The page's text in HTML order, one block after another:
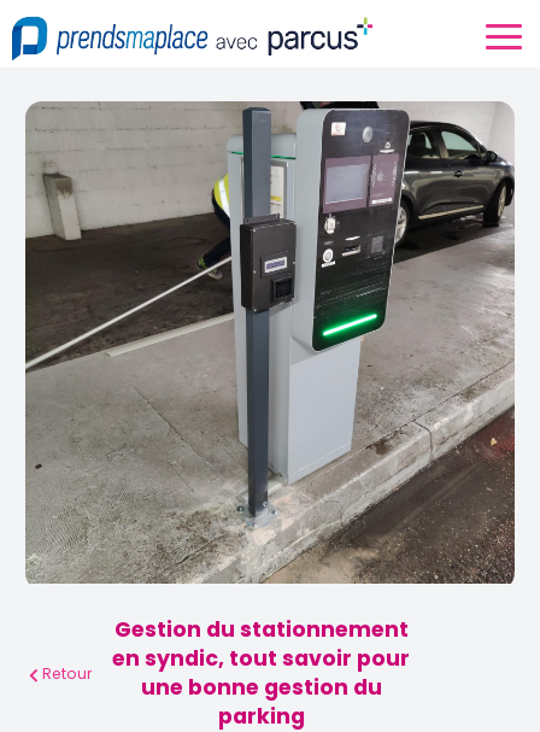
Retour
Gestion du stationnement
en syndic, tout savoir pour
une bonne gestion du
parking